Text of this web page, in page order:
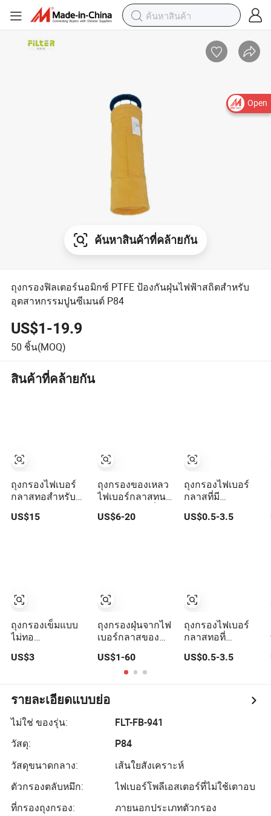
Open
ค้นหาสินค้าที่คล้ายกัน
ถุงกรองฟิลเตอร์นอมิกซ์ PTFE ป้องกันฝุ่นไฟฟ้าสถิตสำหรับ
อุตสาหกรรมปูนซีเมนต์ P84
US$1-19.9
50 ชิ้น(MOQ)
สินค้าที่คล้ายกัน
ถุงกรองไฟเบอร์
กลาสทอสำหรับ
การกรองฝุ่นใน
โรงงานปูนซีเมนต์
US$15
ถุงกรองเข็มแบบ
ไม่ทอ
สำหรับ
US$3
ถุงกรองของเหลว
ไฟเบอร์กลาสทน
ความร้อนสูงที่ปรับ
แต่งได้สำหรับการ
US$6-20
ถุงกรองฝุ่นจากไฟ
เบอร์กลาสของ
โพลีเอสเตอร์ อะค
ริลิก อารามิด PPS
PTFE P84
US$1-60
ถุงกรองไฟเบอร์
กลาสที่มี
ประสิทธิภาพการก
รองสูงระดับ
US$0.5-3.5
ถุงกรองไฟเบอร์
กลาสทอที่
มีความบริสุทธิ์สูง
US$0.5-3.5
รายละเอียดแบบย่อ
ไม่ใช่ ของรุ่น:
FLT-FB-941
วัสดุ:
P84
วัสดุขนาดกลาง:
เส้นใยสังเคราะห์
ตัวกรองตลับหมึก:
ไฟเบอร์โพลีเอสเตอร์ที่ไม่ใช้เตาอบ
ที่กรองถุงกรอง:
ภายนอกประเภทตัวกรอง